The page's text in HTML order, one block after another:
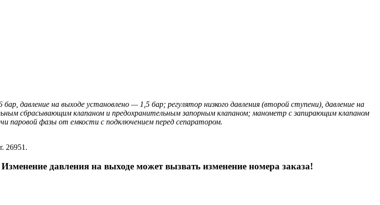
давление на выходе установлено — 1,5 бар; регулятор низкого давления (второй ступени), давление на
сбрасывающим клапаном и предохранительным запорным клапаном; манометр с запирающим клапаном
паровой фазы от емкости с подключением перед сепаратором.
26951.
давления на выходе может вызвать изменение номера заказа!